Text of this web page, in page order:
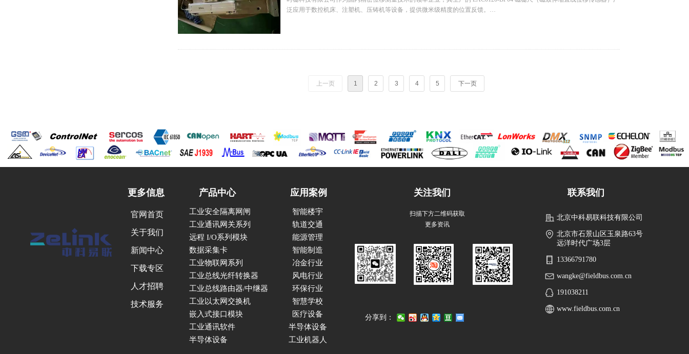
泛应用于数控机床、注塑机、压铸机等设备，提供微米级精度的位置反馈。
本项目采用 北京中科易联 HT1S-SSI04PNS 协议转换网关，作为 SSI 接口与 PROFINET 网络之间的桥梁，实现磁栅尺数据
上一页 1 2 3 4 5 下一页
工业安全隔离网闸
工业通讯网关系列
远程 I/O系列模块
数据采集卡
工业物联网系列
工业总线光纤转换器
工业总线路由器/中继器
工业以太网交换机
嵌入式接口模块
工业通讯软件
半导体设备
产品中心 应用案例 关注我们
扫描下方二维码获取
更多资讯
北京中科易联科技有限公司
北京市石景山区玉泉路63号
远洋时代广场3层
13366791780
wangke@fieldbus.com.cn
191038211
www.fieldbus.com.cn
联系我们
更多信息
智能楼宇
轨道交通
能源管理
智能制造
冶金行业
风电行业
环保行业
智慧学校
医疗设备
半导体设备
工业机器人
分享到：
官网首页
关于我们
新闻中心
下载专区
人才招聘
技术服务